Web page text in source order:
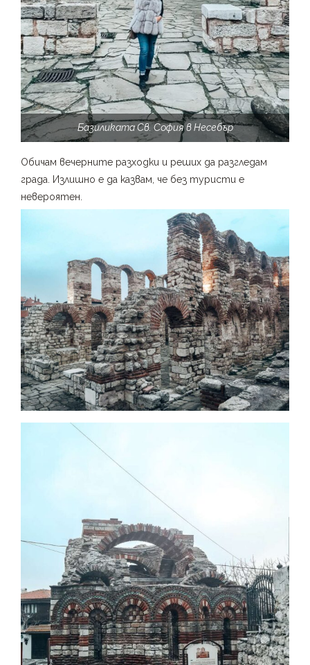
Базиликата Св. София в Несебър
Обичам вечерните разходки и реших да разгледам
града. Излишно е да казвам, че без туристи е
невероятен.